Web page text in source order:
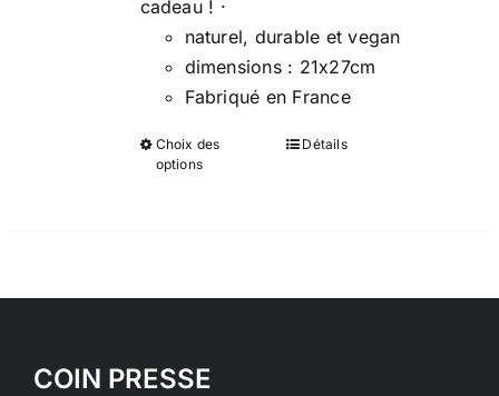
cadeau ! ·
naturel, durable et vegan
dimensions : 21x27cm
Fabriqué en France
Choix des
options
Ce
Les
Détails
COIN PRESSE